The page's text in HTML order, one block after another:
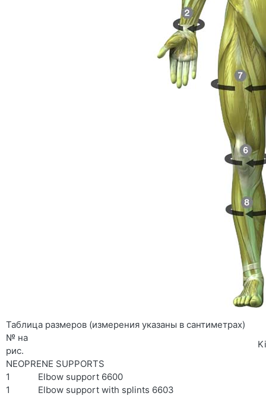
Таблица размеров (измерения указаны в сантиметрах)
№ на
рис.
NEOPRENE SUPPORTS
1
Elbow support 6600
1
Elbow support with splints 6603